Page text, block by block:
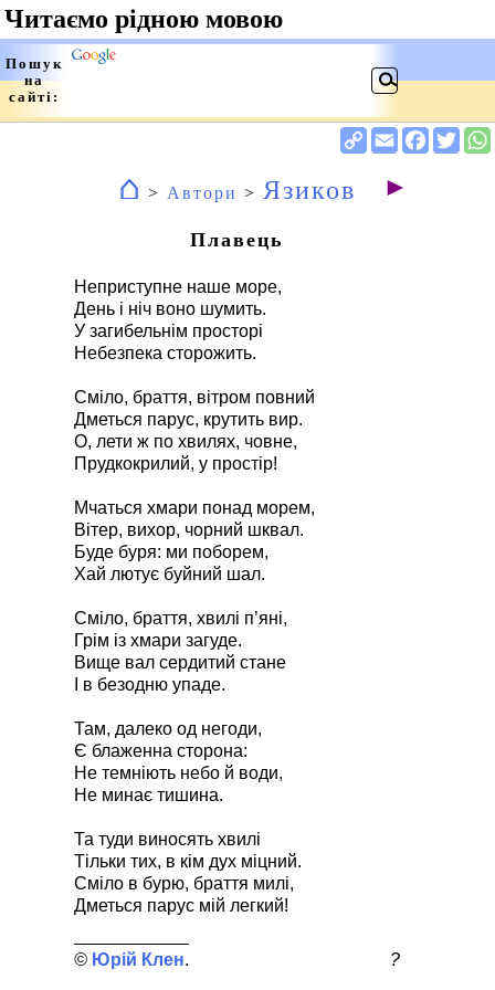
⌂ > Автори > Язиков ►
Плавець
Неприступне наше море,
День і ніч воно шумить.
У загибельнім просторі
Небезпека сторожить.
Сміло, браття, вітром повний
Дметься парус, крутить вир.
О, лети ж по хвилях, човне,
Прудкокрилий, у простір!
Мчаться хмари понад морем,
Вітер, вихор, чорний шквал.
Буде буря: ми поборем,
Хай лютує буйний шал.
Сміло, браття, хвилі п’яні,
Грім із хмари загуде.
Вище вал сердитий стане
І в безодню упаде.
Там, далеко од негоди,
Є блаженна сторона:
Не темніють небо й води,
Не минає тишина.
Та туди виносять хвилі
Тільки тих, в кім дух міцний.
Сміло в бурю, браття милі,
Дметься парус мій легкий!
Юрій Клен ?